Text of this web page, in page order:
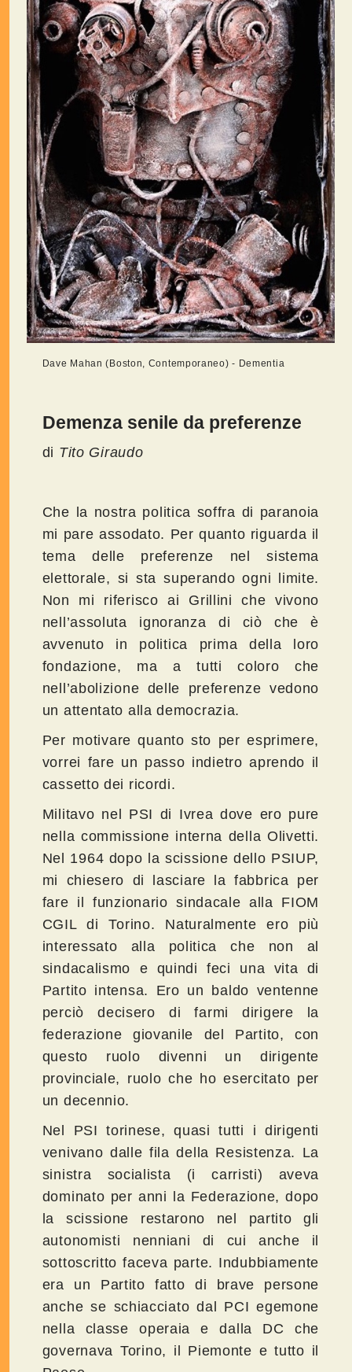
Dave Mahan (Boston, Contemporaneo) - Dementia
Demenza senile da preferenze
di Tito Giraudo
Che la nostra politica soffra di paranoia
mi pare assodato. Per quanto riguarda il
tema delle preferenze nel sistema
elettorale, si sta superando ogni limite.
Non mi riferisco ai Grillini che vivono
nell’assoluta ignoranza di ciò che è
avvenuto in politica prima della loro
fondazione, ma a tutti coloro che
nell’abolizione delle preferenze vedono
un attentato alla democrazia.
Per motivare quanto sto per esprimere,
vorrei fare un passo indietro aprendo il
cassetto dei ricordi.
Militavo nel PSI di Ivrea dove ero pure
nella commissione interna della Olivetti.
Nel 1964 dopo la scissione dello PSIUP,
mi chiesero di lasciare la fabbrica per
fare il funzionario sindacale alla FIOM
CGIL di Torino. Naturalmente ero più
interessato alla politica che non al
sindacalismo e quindi feci una vita di
Partito intensa. Ero un baldo ventenne
perciò decisero di farmi dirigere la
federazione giovanile del Partito, con
questo ruolo divenni un dirigente
provinciale, ruolo che ho esercitato per
un decennio.
Nel PSI torinese, quasi tutti i dirigenti
venivano dalle fila della Resistenza. La
sinistra socialista (i carristi) aveva
dominato per anni la Federazione, dopo
la scissione restarono nel partito gli
autonomisti nenniani di cui anche il
sottoscritto faceva parte. Indubbiamente
era un Partito fatto di brave persone
anche se schiacciato dal PCI egemone
nella classe operaia e dalla DC che
governava Torino, il Piemonte e tutto il